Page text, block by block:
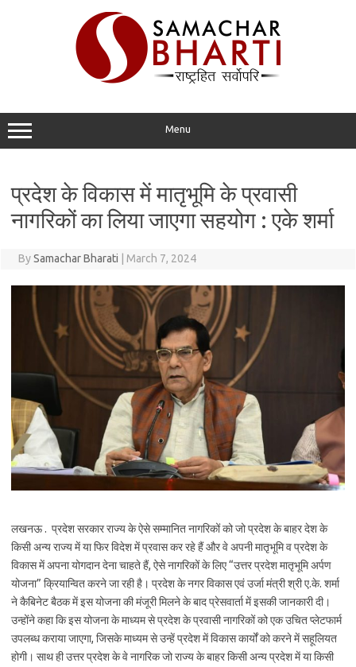
Menu
प्रदेश के विकास में मातृभूमि के प्रवासी
नागरिकों का लिया जाएगा सहयोग : एके शर्मा
BySamachar Bharati March 7, 2024
लखनऊ . प्रदेश सरकार राज्य के ऐसे सम्मानित नागरिकों को जो प्रदेश के बाहर देश के
किसी अन्य राज्य में या फिर विदेश में प्रवास कर रहे हैं और वे अपनी मातृभूमि व प्रदेश के
विकास में अपना योगदान देना चाहते हैं, ऐसे नागरिकों के लिए “उत्तर प्रदेश मातृभूमि अर्पण
योजना” क्रियान्वित करने जा रही है। प्रदेश के नगर विकास एवं उर्जा मंत्री श्री ए.के. शर्मा
ने कैबिनेट बैठक में इस योजना की मंजूरी मिलने के बाद प्रेसवार्ता में इसकी जानकारी दी।
उन्होंने कहा कि इस योजना के माध्यम से प्रदेश के प्रवासी नागरिकों को एक उचित प्लेटफार्म
उपलब्ध कराया जाएगा, जिसके माध्यम से उन्हें प्रदेश में विकास कार्यों को करने में सहूलियत
होगी। साथ ही उत्तर प्रदेश के वे नागरिक जो राज्य के बाहर किसी अन्य प्रदेश में या किसी